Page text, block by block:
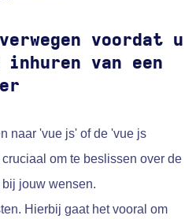
voordat u
van een
naar 'vue js' of de 'vue js
om te beslissen over de
jouw wensen.
Hierbij gaat het vooral om